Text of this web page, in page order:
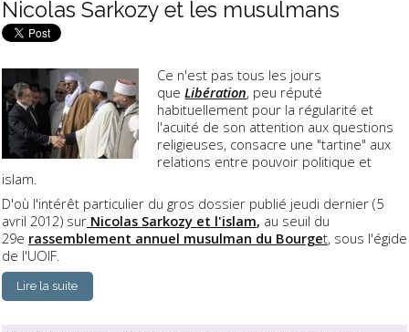
Nicolas Sarkozy et les musulmans
Ce n'est pas tous les jours
queLibération, peu réputé
habituellement pour la régularité et
l'acuité de son attention aux questions
religieuses, consacre une "tartine" aux
relations entre pouvoir politique et
islam.
D'où l'intérêt particulier du gros dossier publié jeudi dernier (5
avril 2012) sur Nicolas Sarkozy et l'islam, au seuil du
29e rassemblement annuel musulman du Bourget, sous l'égide
de l'UOIF.
Lire la suite